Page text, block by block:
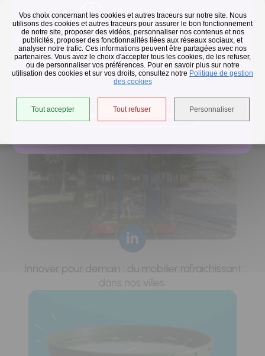
Vos choix concernant les cookies et autres traceurs sur notre site. Nous
utilisons des cookies et autres traceurs pour assurer le bon fonctionnement
de notre site, proposer des vidéos, personnaliser nos contenus et nos
publicités, proposer des fonctionnalités liées aux réseaux sociaux, et
analyser notre trafic. Ces informations peuvent être partagées avec nos
partenaires. Vous avez le choix d'accepter tous les cookies, de les refuser,
ou de personnaliser vos préférences. Pour en savoir plus sur notre
utilisation des cookies et sur vos droits, consultez notre Politique de gestion
des cookies
Tout accepter Tout refuser Personnaliser
Flash infos
Collecte des déchets
En raison des températures, le passage de nos camions
est avancé d'une heure jusqu'au 14 août.
Accéder à l'univers déchets
Horaires de collecte adaptés aux périodes de fortes
Innover pour demain : du mobilier rafraichissant
dans nos villes.